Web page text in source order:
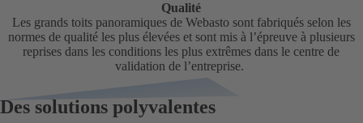
Qualité
Les grands toits panoramiques de Webasto sont fabriqués selon les
normes de qualité les plus élevées et sont mis à l’épreuve à plusieurs
reprises dans les conditions les plus extrêmes dans le centre de
validation de l’entreprise.
Des solutions polyvalentes